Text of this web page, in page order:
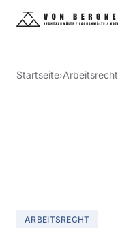
Startseite›Arbeitsrecht
ARBEITSRECHT